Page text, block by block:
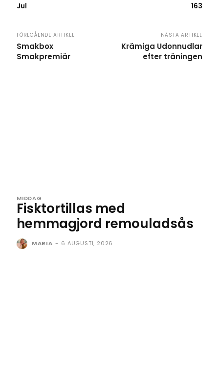
Jul
163
FÖREGÅENDE ARTIKEL
Smakbox
Smakpremiär
NÄSTA ARTIKEL
Krämiga Udonnudlar
efter träningen
MIDDAG
Fisktortillas med
hemmagjord remouladsås
MARIA - 6 AUGUSTI, 2026